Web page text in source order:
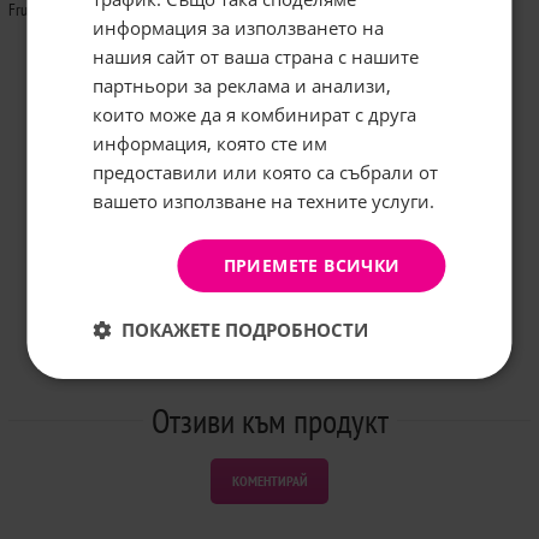
Fruit Extract (Soap nut)
Отзиви към продукт
КОМЕНТИРАЙ
информация за използването на
нашия сайт от ваша страна с нашите
партньори за реклама и анализи,
които може да я комбинират с друга
информация, която сте им
предоставили или която са събрали от
вашето използване на техните услуги.
ПРИЕМЕТЕ ВСИЧКИ
ПОКАЖЕТЕ ПОДРОБНОСТИ
Абонирайте се за бюлетина и
грабнете-5%отстъпка!
АБОНИРАНЕ
Не, благодаря